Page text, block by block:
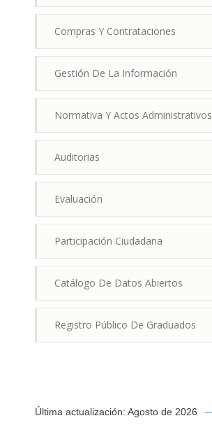
Compras Y Contrataciones
Gestión De La Información
Normativa Y Actos Administrativos
Auditorias
Evaluación
Participación Ciudadana
Catálogo De Datos Abiertos
Registro Público De Graduados
Última actualización: Agosto de 2026